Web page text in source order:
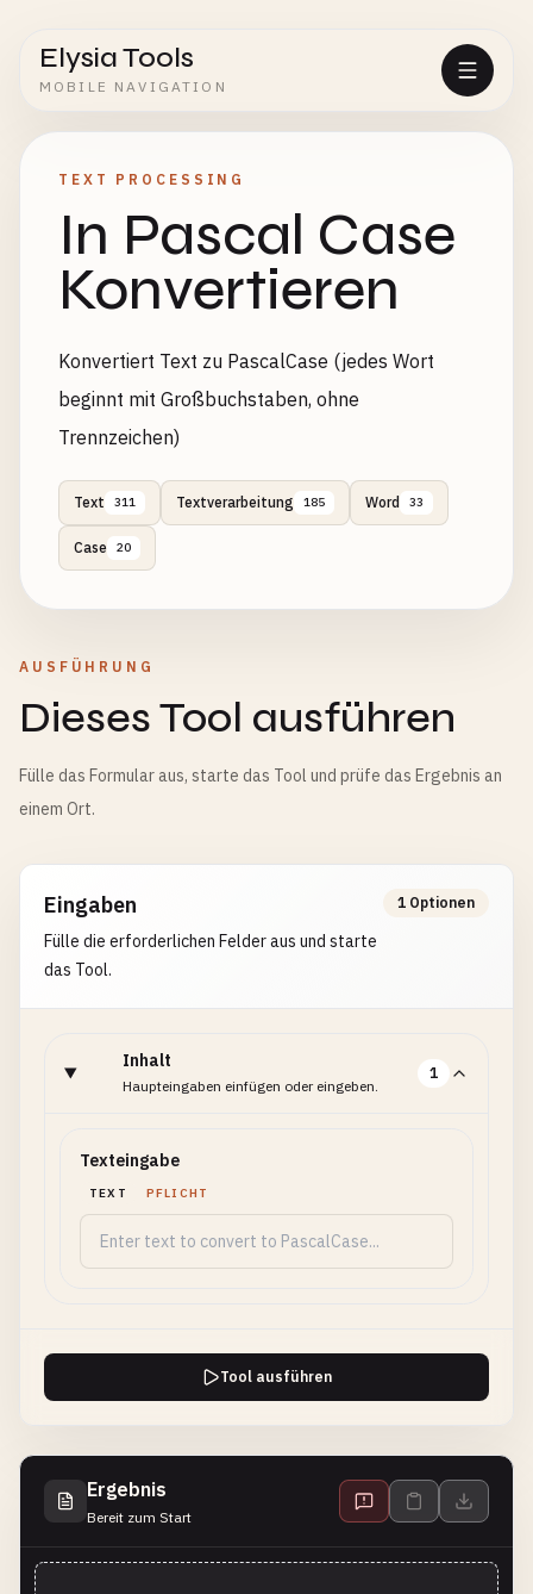
Elysia Tools
MOBILE NAVIGATION
TEXT PROCESSING
In Pascal Case
Konvertieren
Konvertiert Text zu PascalCase (jedes Wort
beginnt mit Großbuchstaben, ohne
Trennzeichen)
Text 311 Textverarbeitung 185 Word 33
Case 20
AUSFÜHRUNG
Dieses Tool ausführen
Fülle das Formular aus, starte das Tool und prüfe das Ergebnis an
einem Ort.
Eingaben
Fülle die erforderlichen Felder aus und starte
das Tool.
1 Optionen
Inhalt
Haupteingaben einfügen oder eingeben.
1
Texteingabe
TEXT PFLICHT
Tool ausführen
Ergebnis
Bereit zum Start